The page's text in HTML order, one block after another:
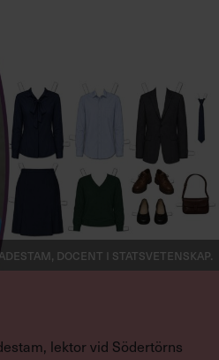
lektor vid Södertörns
docent i statsvetenskap.